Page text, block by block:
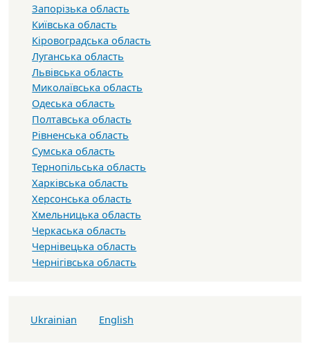
Запорізька область
Київська область
Кіровоградська область
Луганська область
Львівська область
Миколаївська область
Одеська область
Полтавська область
Рівненська область
Сумська область
Тернопільська область
Харківська область
Херсонська область
Хмельницька область
Черкаська область
Чернівецька область
Чернігівська область
Ukrainian English